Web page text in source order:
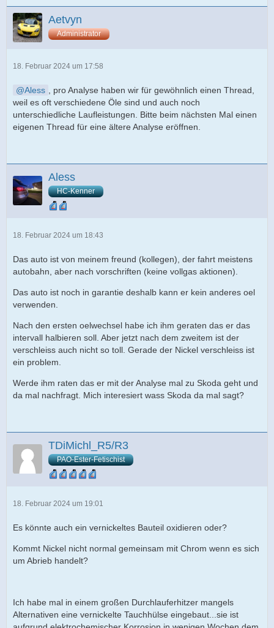
Aetvyn
Administrator
18. Februar 2024 um 17:58
Aless
, pro Analyse haben wir für gewöhnlich einen Thread,
weil es oft verschiedene Öle sind und auch noch
unterschiedliche Laufleistungen. Bitte beim nächsten Mal einen
eigenen Thread für eine ältere Analyse eröffnen.
Aless
HC-Kenner
18. Februar 2024 um 18:43
Das auto ist von meinem freund (kollegen), der fahrt meistens
autobahn, aber nach vorschriften (keine vollgas aktionen).
Das auto ist noch in garantie deshalb kann er kein anderes oel
verwenden.
Nach den ersten oelwechsel habe ich ihm geraten das er das
intervall halbieren soll. Aber jetzt nach dem zweitem ist der
verschleiss auch nicht so toll. Gerade der Nickel verschleiss ist
ein problem.
Werde ihm raten das er mit der Analyse mal zu Skoda geht und
da mal nachfragt. Mich interesiert wass Skoda da mal sagt?
TDiMichl_R5/R3
PAO-Ester-Fetischist
18. Februar 2024 um 19:01
Es könnte auch ein vernickeltes Bauteil oxidieren oder?
Kommt Nickel nicht normal gemeinsam mit Chrom wenn es sich
um Abrieb handelt?
Ich habe mal in einem großen Durchlauferhitzer mangels
Alternativen eine vernickelte Tauchhülse eingebaut...sie ist